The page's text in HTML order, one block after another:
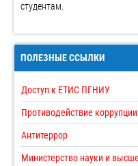
студентам.
ПОЛЕЗНЫЕ ССЫЛКИ
Доступ к ЕТИС ПГНИУ
Противодействие коррупции
Антитеррор
Министерство науки и